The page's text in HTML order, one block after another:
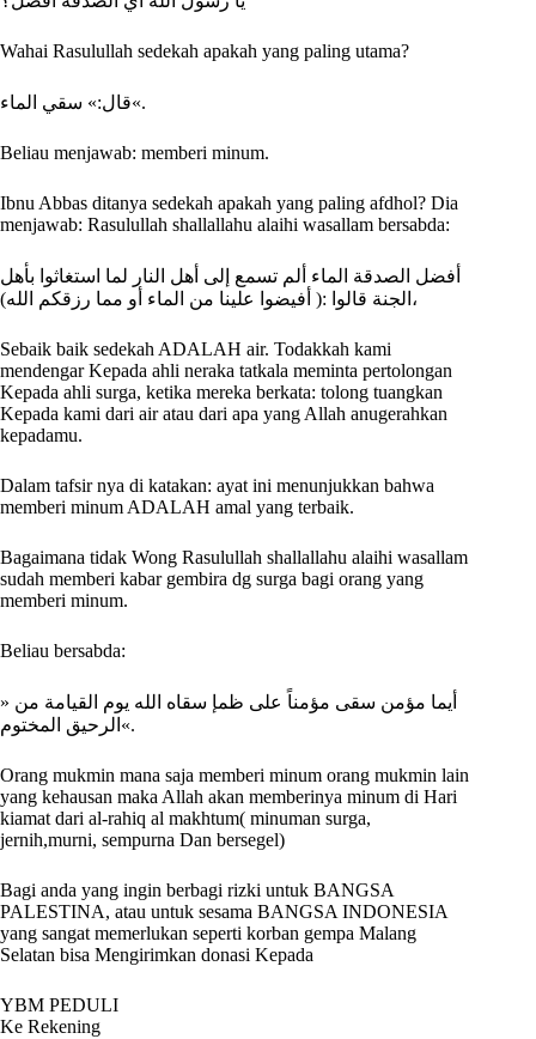
Wahai Rasulullah sedekah apakah yang paling utama?
قال:» سقي الماء«.
Beliau menjawab: memberi minum.
Ibnu Abbas ditanya sedekah apakah yang paling afdhol? Dia
menjawab: Rasulullah shallallahu alaihi wasallam bersabda:
أفضل الصدقة الماء ألم تسمع إلى أهل النار لما استغاثوا بأهل
الجنة قالوا :( أفيضوا علينا من الماء أو مما رزقكم الله)،
Sebaik baik sedekah ADALAH air. Todakkah kami
mendengar Kepada ahli neraka tatkala meminta pertolongan
Kepada ahli surga, ketika mereka berkata: tolong tuangkan
Kepada kami dari air atau dari apa yang Allah anugerahkan
kepadamu.
Dalam tafsir nya di katakan: ayat ini menunjukkan bahwa
memberi minum ADALAH amal yang terbaik.
Bagaimana tidak Wong Rasulullah shallallahu alaihi wasallam
sudah memberi kabar gembira dg surga bagi orang yang
memberi minum.
Beliau bersabda:
» أيما مؤمن سقى مؤمناً على ظمإ سقاه الله يوم القيامة من
الرحيق المختوم«.
Orang mukmin mana saja memberi minum orang mukmin lain
yang kehausan maka Allah akan memberinya minum di Hari
kiamat dari al-rahiq al makhtum( minuman surga,
jernih,murni, sempurna Dan bersegel)
Bagi anda yang ingin berbagi rizki untuk BANGSA
PALESTINA, atau untuk sesama BANGSA INDONESIA
yang sangat memerlukan seperti korban gempa Malang
Selatan bisa Mengirimkan donasi Kepada
YBM PEDULI
Ke Rekening